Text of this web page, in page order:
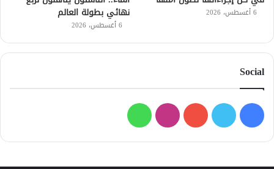
6 أغسطس، 2026 نهائي بطولة العالم
6 أغسطس، 2026
Social
فيسبوك
تويتر يوتيوبانستقرامواتساب